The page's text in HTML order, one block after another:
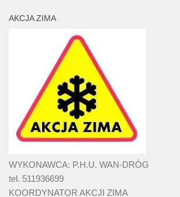
AKCJA ZIMA
WYKONAWCA: P.H.U. WAN-DRÓG
tel. 511936699
KOORDYNATOR AKCJI ZIMA